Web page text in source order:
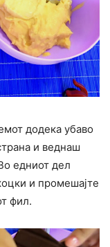
додека убаво
и веднаш
едниот дел
и промешајте
фил.